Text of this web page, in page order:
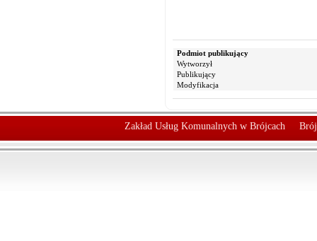
Podmiot publikujący
Wytworzył
Publikujący
Modyfikacja
Zakład Usług Komunalnych w Brójcach